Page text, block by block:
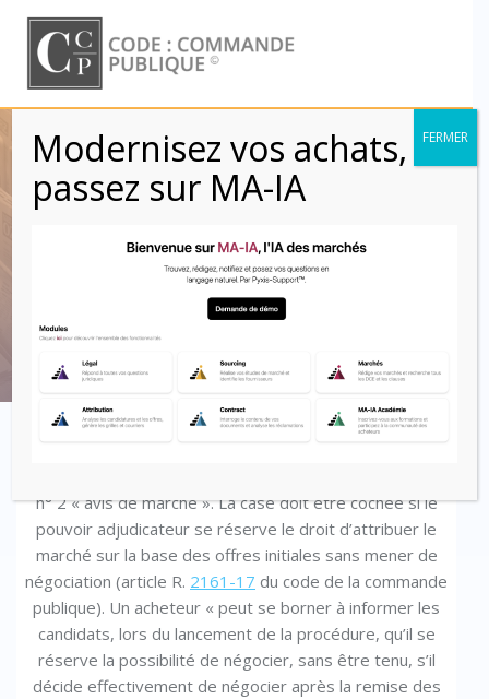
to
content
Informations sur la
négociation
(Rubrique IV.1.5)
Code : Commande Publique
n° 2 « avis de marché ». La case doit être cochée si le
pouvoir adjudicateur se réserve le droit d’attribuer le
marché sur la base des offres initiales sans mener de
négociation (article R. 2161-17 du code de la commande
publique). Un acheteur « peut se borner à informer les
candidats, lors du lancement de la procédure, qu’il se
réserve la possibilité de négocier, sans être tenu, s’il
décide effectivement de négocier après la remise des
Modernisez vos achats,
passez sur MA-IA
FERMER